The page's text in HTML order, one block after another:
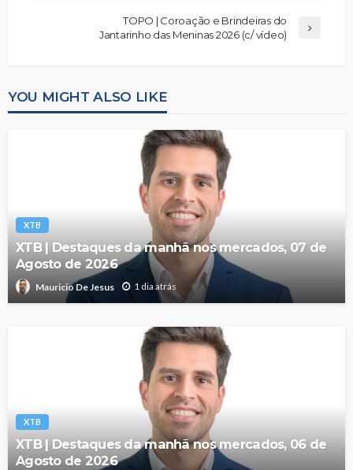
TOPO | Coroação e Brindeiras do
Jantarinho das Meninas 2026 (c/ vídeo)
YOU MIGHT ALSO LIKE
XTB
XTB | Destaques da manhã nos mercados, 07 de
Agosto de 2026
Mauricio De Jesus 1 dia atrás
XTB
XTB | Destaques da manhã nos mercados, 06 de
Agosto de 2026